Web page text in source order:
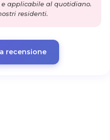
applicabile al quotidiano.
residenti.
recensione